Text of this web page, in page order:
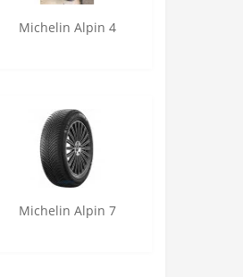
Michelin Alpin 4
Michelin Alpin 7